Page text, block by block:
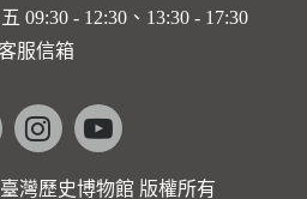
09:30 - 12:30、13:30 - 17:30
客服信箱
Facebookinstagramyoutube
灣歷史博物館 版權所有